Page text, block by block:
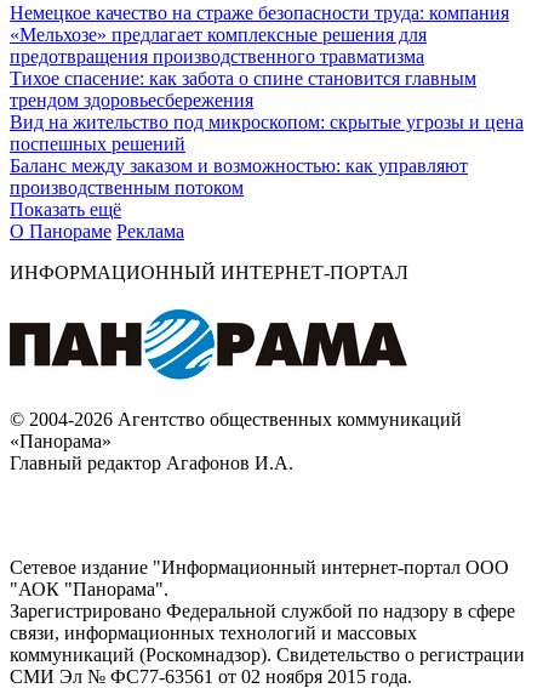
Немецкое качество на страже безопасности труда: компания
«Мельхозе» предлагает комплексные решения для
предотвращения производственного травматизма
Тихое спасение: как забота о спине становится главным
трендом здоровьесбережения
Вид на жительство под микроскопом: скрытые угрозы и цена
поспешных решений
Баланс между заказом и возможностью: как управляют
производственным потоком
Показать ещё
О Панораме Реклама
ИНФОРМАЦИОННЫЙ ИНТЕРНЕТ-ПОРТАЛ
© 2004-2026 Агентство общественных коммуникаций
«Панорама»
Главный редактор Агафонов И.А.
Сетевое издание "Информационный интернет-портал ООО
"АОК "Панорама".
Зарегистрировано Федеральной службой по надзору в сфере
связи, информационных технологий и массовых
коммуникаций (Роскомнадзор). Cвидетельство о регистрации
СМИ Эл № ФС77-63561 от 02 ноября 2015 года.